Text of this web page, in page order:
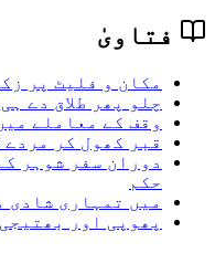
فتاویٰ
مکان و فلیٹ پر
چلو پھر طلاق دے
وقف کے معاملے
قبر کھول کر مردے
دوران سفر شوہر
حکم
میں تمہاری شادی
پھوپی اور